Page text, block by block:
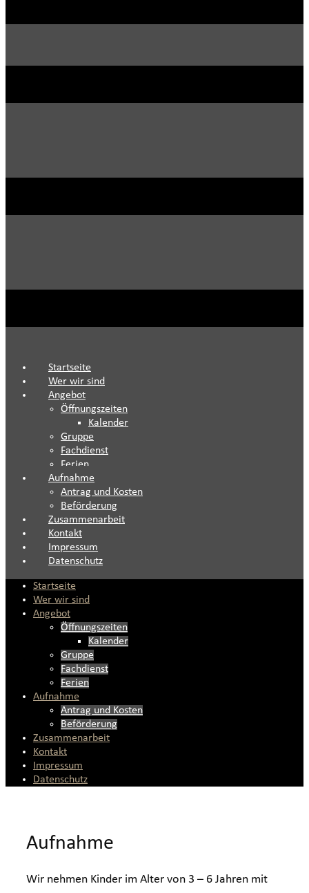
Startseite
Wer wir sind
Angebot
Öffnungszeiten
Kalender
Gruppe
Fachdienst
Ferien
Aufnahme
Antrag und Kosten
Beförderung
Zusammenarbeit
Kontakt
Impressum
Datenschutz
Startseite
Wer wir sind
Angebot
Öffnungszeiten
Kalender
Gruppe
Fachdienst
Ferien
Aufnahme
Antrag und Kosten
Beförderung
Zusammenarbeit
Kontakt
Impressum
Datenschutz
Aufnahme
Wir nehmen Kinder im Alter von 3 – 6 Jahren mit